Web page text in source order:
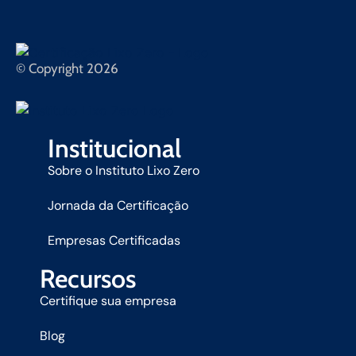
© Copyright 2026
Institucional
Sobre o Instituto Lixo Zero
Jornada da Certificação
Empresas Certificadas
Recursos
Certifique sua empresa
Blog